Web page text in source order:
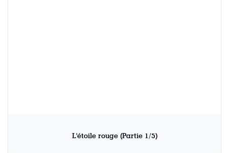
L'étoile rouge (Partie 1/5)